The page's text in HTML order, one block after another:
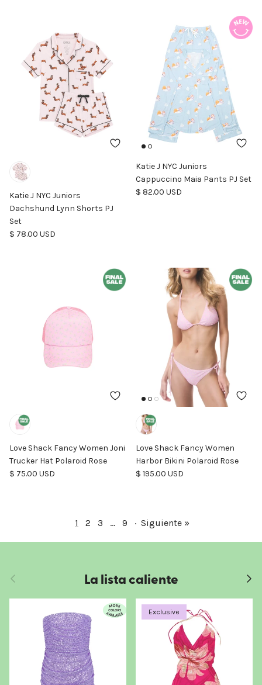
Katie J NYC Juniors
Dachshund Lynn Shorts PJ
Set
Precio normal
$ 78.00 USD
Katie J NYC Juniors
Cappuccino Maia Pants PJ Set
Precio normal
$ 82.00 USD
Love Shack Fancy Women Joni
Trucker Hat Polaroid Rose
Precio normal
$ 75.00 USD
Love Shack Fancy Women
Harbor Bikini Polaroid Rose
Precio normal
$ 195.00 USD
1 2 3 … 9 · Siguiente »
Anterior La lista caliente
Exclusive